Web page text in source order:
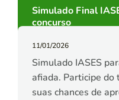
Simulado Final
concurso
11/01/2026
Simulado IASES
afiada. Participe
suas chances de